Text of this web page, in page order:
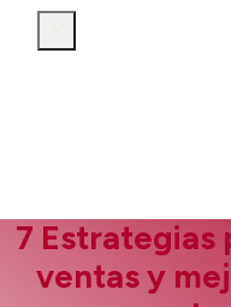
7 Estrategias
ventas y